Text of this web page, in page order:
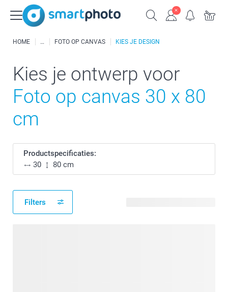
HOME FOTO OP CANVAS KIES JE DESIGN
Kies je ontwerp voor
Foto op canvas 30 x 80
cm
Productspecificaties:
30
80 cm
Filters